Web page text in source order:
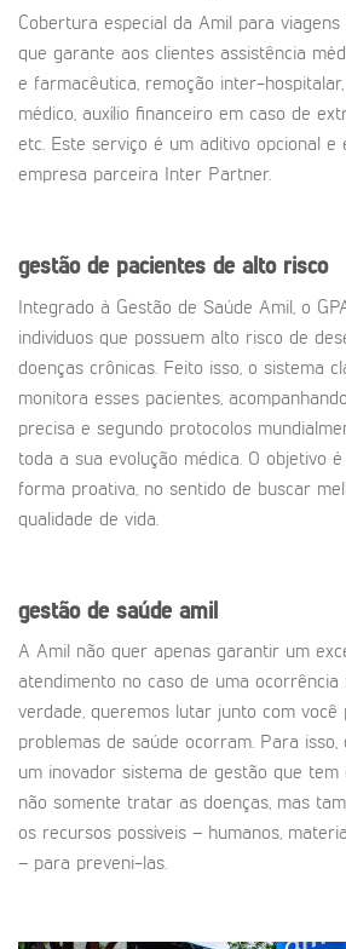
Cobertura especial da Amil para viagens
que garante aos clientes assistência
e farmacêutica, remoção inter-
médico, auxílio financeiro em caso de
etc. Este serviço é um aditivo opcional e
empresa parceira Inter Partner.
gestão de pacientes de alto risco
Integrado à Gestão de Saúde Amil, o
indivíduos que possuem alto risco de
doenças crônicas. Feito isso, o sistema
monitora esses pacientes,
precisa e segundo protocolos
toda a sua evolução médica. O objetivo
forma proativa, no sentido de buscar
qualidade de vida.
gestão de saúde amil
A Amil não quer apenas garantir um
atendimento no caso de uma ocorrência
verdade, queremos lutar junto com você
problemas de saúde ocorram. Para isso,
um inovador sistema de gestão que tem
não somente tratar as doenças, mas
os recursos possíveis – humanos,
– para preveni-las.